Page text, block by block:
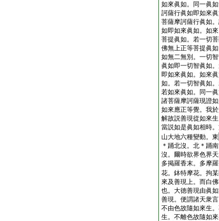
如來眞如。同一眞
訶薩行眞如即如來
菩薩摩訶薩行眞如
如即如來眞如。如
菩提眞如。若一切
佛無上正等菩提眞
如無二無別。一切
眞如即一切智眞如
即如來眞如。如來
如。若一切智眞如
若如來眞如。同一
諸菩薩摩訶薩現證
如來應正等覺。我
解故説善現從如來生
當説如是眞如相時
山大地六種變動。東
＊踊北沒。北＊踊
沒。爾時欲界色界
多掲羅香末。多摩
花。鉢特摩花。拘
來及善現上。而白
也。大徳善現由眞
善現。便謂諸天衆
不由色故隨如來生
生。不離色故隨如